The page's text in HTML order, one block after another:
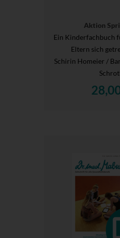
Aktion
Ein Kinderfachbuch
Eltern sich
Schirin Homeier /